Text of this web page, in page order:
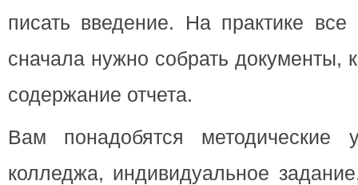
писать введение. На практике все
сначала нужно собрать документы,
содержание отчета.
Вам понадобятся методические
колледжа, индивидуальное